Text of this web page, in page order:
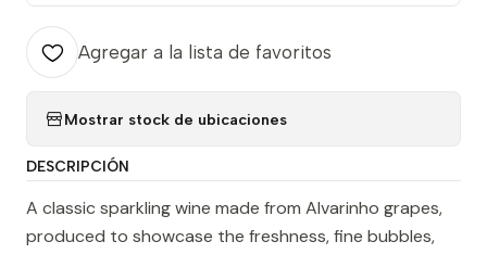
Agregar a la lista de favoritos
Mostrar stock de ubicaciones
DESCRIPCIÓN
A classic sparkling wine made from Alvarinho grapes,
produced to showcase the freshness, fine bubbles,